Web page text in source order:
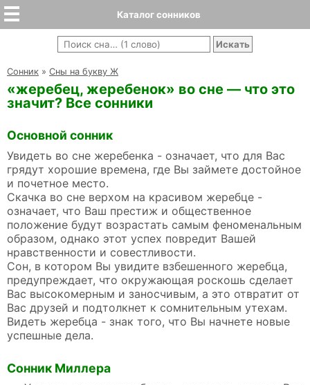
Каталог сонников
Cонник » Сны на букву Ж
«жеребец, жеребенок» во сне — что это
значит? Все сонники
Основной сонник
Увидеть во сне жеребенка - означает, что для Вас
грядут хорошие времена, где Вы займете достойное
и почетное место.
Скачка во сне верхом на красивом жеребце -
означает, что Ваш престиж и общественное
положение будут возрастать самым феноменальным
образом, однако этот успех повредит Вашей
нравственности и совестливости.
Сон, в котором Вы увидите взбешенного жеребца,
предупреждает, что окружающая роскошь сделает
Вас высокомерным и заносчивым, а это отвратит от
Вас друзей и подтолкнет к сомнительным утехам.
Видеть жеребца - знак того, что Вы начнете новые
успешные дела.
Сонник Миллера